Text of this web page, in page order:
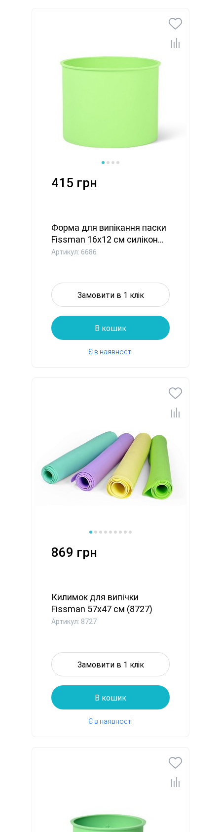
415 грн
Форма для випікання паски
Fissman 16x12 см силікон...
Артикул: 6686
Замовити в 1 клік
В кошик
Є в наявності
869 грн
Килимок для випічки
Fissman 57x47 см (8727)
Артикул: 8727
Замовити в 1 клік
В кошик
Є в наявності